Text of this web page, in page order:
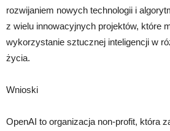
rozwijaniem nowych technologii i
z wielu innowacyjnych projektów, które
wykorzystanie sztucznej inteligencji w
życia.
Wnioski
OpenAI to organizacja non-profit, która